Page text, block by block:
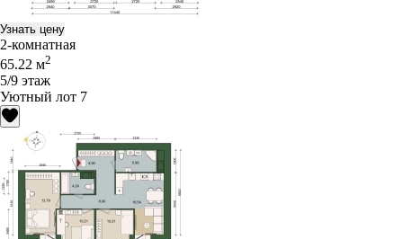
Узнать цену
2-комнатная
65.22 м2
5/9 этаж
Уютный лот 7